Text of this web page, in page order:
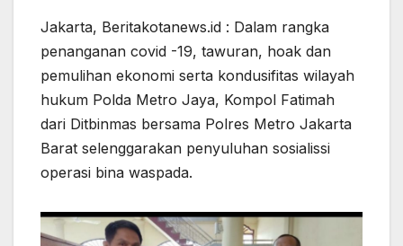
Jakarta, Beritakotanews.id : Dalam rangka
penanganan covid -19, tawuran, hoak dan
pemulihan ekonomi serta kondusifitas wilayah
hukum Polda Metro Jaya, Kompol Fatimah
dari Ditbinmas bersama Polres Metro Jakarta
Barat selenggarakan penyuluhan sosialissi
operasi bina waspada.